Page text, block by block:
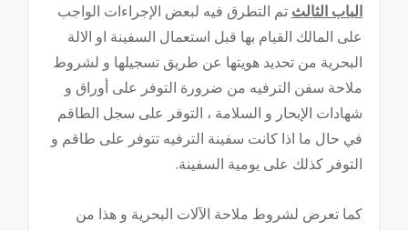
الباب الثالث تم التطرق فيه لبعض الإجراءات الواجب
على المالك القيام بها قبل استعمال السفينة او الالة
البحرية من تحديد هويتها عن طريق تسجيلها و لشروط
ملاحة سفن الترفيه من ضرورة التوفر على أوراق و
شهادات الإبحار و السلامة ، التوفر على سجل الطاقم
في حال ما اذا كانت سفينة الترفيه تتوفر على طاقم و
التوفر كذلك على يومية السفينة.
كما تعرض لشروط ملاحة الآلات البحرية و هذا من